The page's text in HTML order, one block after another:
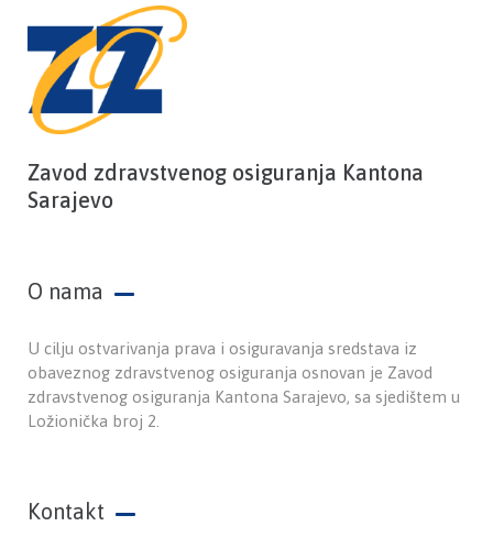
Zavod zdravstvenog osiguranja Kantona
Sarajevo
O nama
U cilju ostvarivanja prava i osiguravanja sredstava iz
obaveznog zdravstvenog osiguranja osnovan je Zavod
zdravstvenog osiguranja Kantona Sarajevo, sa sjedištem u
Ložionička broj 2.
Kontakt